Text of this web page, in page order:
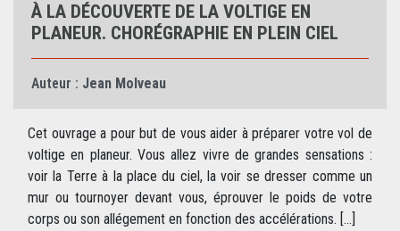
À LA DÉCOUVERTE DE LA VOLTIGE EN
PLANEUR. CHORÉGRAPHIE EN PLEIN CIEL
Auteur : Jean Molveau
Cet ouvrage a pour but de vous aider à préparer votre vol de
voltige en planeur. Vous allez vivre de grandes sensations :
voir la Terre à la place du ciel, la voir se dresser comme un
mur ou tournoyer devant vous, éprouver le poids de votre
corps ou son allégement en fonction des accélérations. [...]